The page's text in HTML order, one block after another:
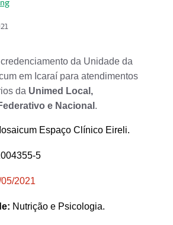
credenciamento da Unidade da
em Icaraí para atendimentos
da Unimed Local,
e Nacional .
Espaço Clínico Eireli.
5
2021
Nutrição e Psicologia.